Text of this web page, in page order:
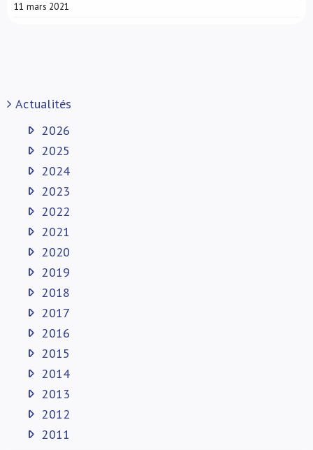
11 mars 2021
Actualités
2026
2025
2024
2023
2022
2021
2020
2019
2018
2017
2016
2015
2014
2013
2012
2011